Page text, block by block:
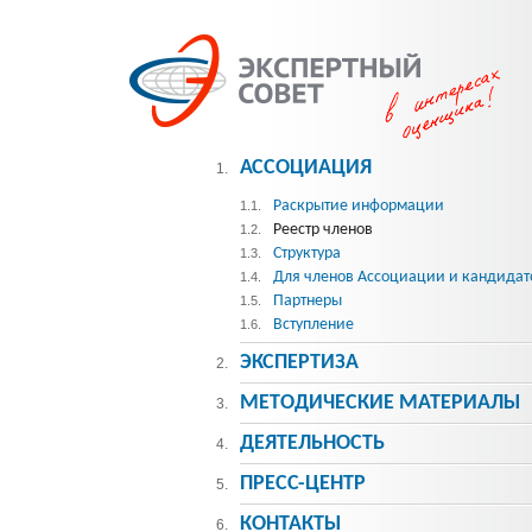
1. АССОЦИАЦИЯ
1.1. Раскрытие информации
1.2. Реестр членов
1.3. Структура
1.4. Для членов Ассоциации и
1.5. Партнеры
1.6. Вступление
2. ЭКСПЕРТИЗА
3. МЕТОДИЧЕСКИE МАТЕРИАЛЫ
4. ДЕЯТЕЛЬНОСТЬ
5. ПРЕСС-ЦЕНТР
6. КОНТАКТЫ